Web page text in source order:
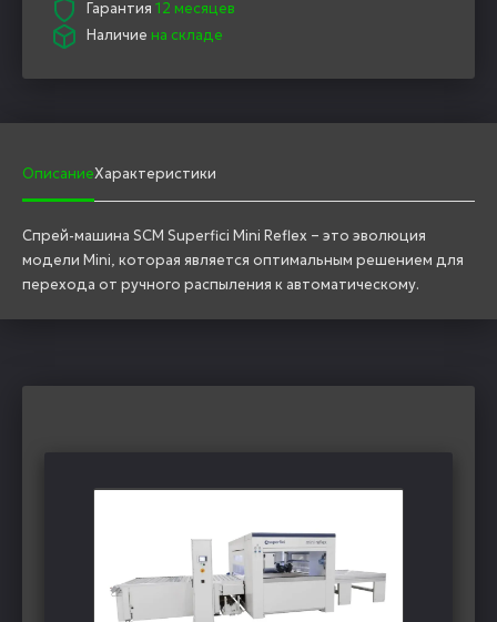
Гарантия 12 месяцев
Наличие на складе
ОписаниеХарактеристики
Спрей-машина SCM Superfici Mini Reflex – это эволюция
модели Mini, которая является оптимальным решением для
перехода от ручного распыления к автоматическому.